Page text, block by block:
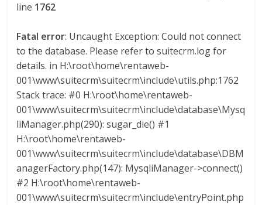
line 1762
Fatal error: Uncaught Exception: Could not connect
to the database. Please refer to suitecrm.log for
details. in H:\root\home\rentaweb-
001\www\suitecrm\suitecrm\include\utils.php:1762
Stack trace: #0 H:\root\home\rentaweb-
001\www\suitecrm\suitecrm\include\database\Mysq
liManager.php(290): sugar_die() #1
H:\root\home\rentaweb-
001\www\suitecrm\suitecrm\include\database\DBM
anagerFactory.php(147): MysqliManager->connect()
#2 H:\root\home\rentaweb-
001\www\suitecrm\suitecrm\include\entryPoint.php